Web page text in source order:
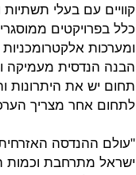
קוויים עם בעלי
כלל בפרויקטים
ומערכות
הבנה הנדסית מעמיקה
תחום יש את היתרונות
לתחום אחר מצריך
"עולם ההנדסה
ישראל מתרחבת וכמות